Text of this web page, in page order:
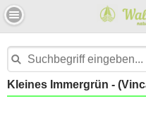
Kleines Immergrün -